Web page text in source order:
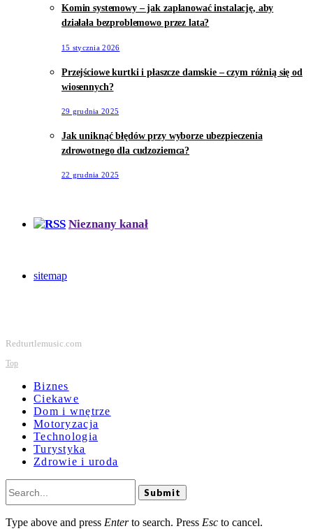
Komin systemowy – jak zaplanować instalację, aby
działała bezproblemowo przez lata?
15 stycznia 2026
Przejściowe kurtki i płaszcze damskie – czym różnią się od
wiosennych?
29 grudnia 2025
Jak uniknąć błędów przy wyborze ubezpieczenia
zdrowotnego dla cudzoziemca?
22 grudnia 2025
Nieznany kanał
sitemap
Redturtlemusic.com
Top
Biznes
Ciekawe
Dom i wnętrze
Motoryzacja
Technologia
Turystyka
Zdrowie i uroda
Submit
Type above and press Enterto search. Press Esc to cancel.